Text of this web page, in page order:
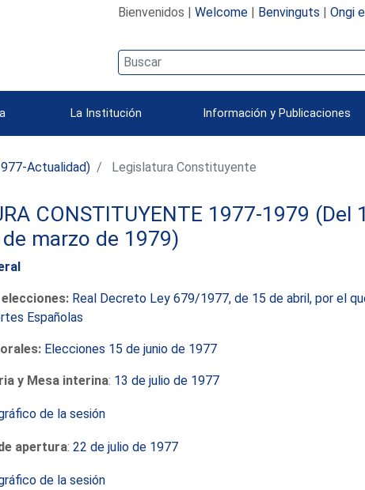
Bienvenidos | Welcome| Benvinguts | Ongi
La Institución Información y Publicaciones
Actualidad) Legislatura Constituyente
CONSTITUYENTE 1977-1979 (Del
marzo de 1979)
Real Decreto Ley 679/1977, de 15 de abril, por el
Españolas
Elecciones 15 de junio de 1977
y Mesa interina: 13 de julio de 1977
de la sesión
apertura: 22 de julio de 1977
de la sesión